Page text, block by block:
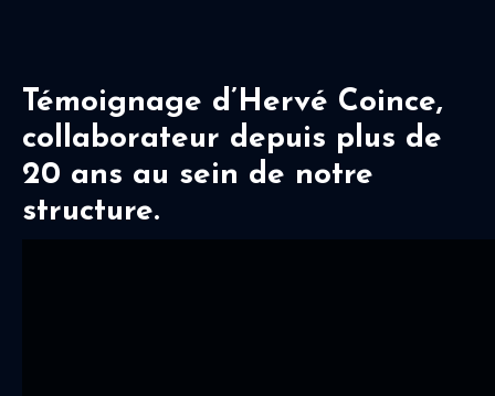
Témoignage d’Hervé Coince,
collaborateur depuis plus de
20 ans au sein de notre
structure.